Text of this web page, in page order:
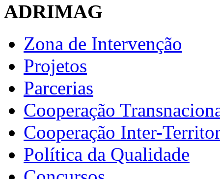
ADRIMAG
Zona de Intervenção
Projetos
Parcerias
Cooperação
Cooperação Inter-
Política da Qualidade